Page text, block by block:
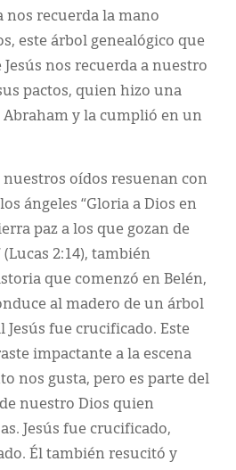
nos recuerda la mano
este árbol genealógico que
nos recuerda a nuestro
pactos, quien hizo una
Abraham y la cumplió en un
nuestros oídos resuenan con
ángeles “Gloria a Dios en
paz a los que gozan de
2:14), también
que comenzó en Belén,
al madero de un árbol
fue crucificado. Este
impactante a la escena
nos gusta, pero es parte del
nuestro Dios quien
Jesús fue crucificado,
Él también resucitó y